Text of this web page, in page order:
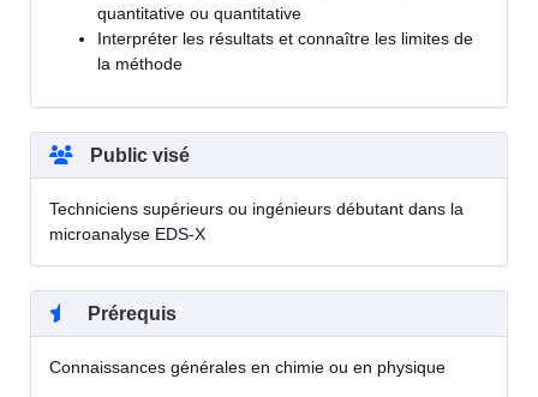
quantitative ou quantitative
Interpréter les résultats et connaître les limites de
la méthode
Public visé
Techniciens supérieurs ou ingénieurs débutant dans la
microanalyse EDS-X
Prérequis
Connaissances générales en chimie ou en physique